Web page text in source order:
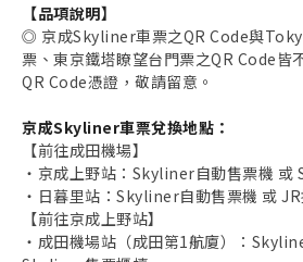
【品項說明】
◎ 京成Skyliner車票之QR Code與
票、東京鐵塔瞭望台門票之QR Code皆
QR Code憑證，敬請留意。
京成Skyliner車票兌換地點：
【前往成田機場】
・京成上野站：Skyliner自動售票機
・日暮里站：Skyliner自動售票機 或
【前往京成上野站】
・成田機場站（成田第1航廈）：